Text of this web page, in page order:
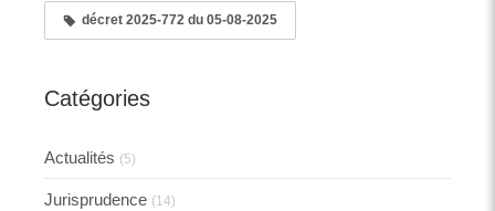
décret 2025-772 du 05-08-2025
Catégories
Actualités (5)
Jurisprudence (14)